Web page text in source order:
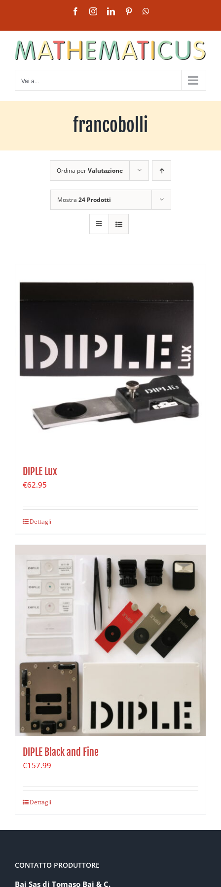
contenuto
FacebookInstagramLinkedInPinterest
Vai a...
francobolli
Ordina perValutazione
Mostra 24 Prodotti
DIPLE Lux
€62.95
Dettagli
DIPLE Black and Fine
€157.99
Dettagli
CONTATTO PRODUTTORE
Baj Sas di Tomaso Baj & C.